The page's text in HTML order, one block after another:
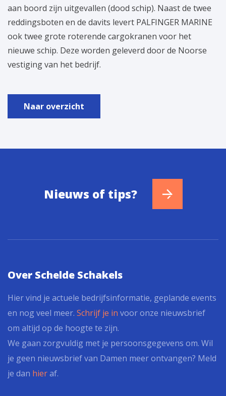
aan boord zijn uitgevallen (dood schip). Naast de twee
reddingsboten en de davits levert PALFINGER MARINE
ook twee grote roterende cargokranen voor het
nieuwe schip. Deze worden geleverd door de Noorse
vestiging van het bedrijf.
Naar overzicht
Nieuws of tips?
Over Schelde Schakels
Hier vind je actuele bedrijfsinformatie, geplande events
en nog veel meer. Schrijf je in voor onze nieuwsbrief
om altijd op de hoogte te zijn.
We gaan zorgvuldig met je persoonsgegevens om. Wil
je geen nieuwsbrief van Damen meer ontvangen? Meld
je dan hieraf.